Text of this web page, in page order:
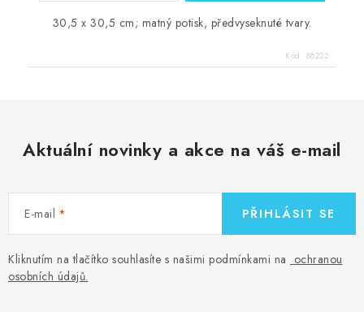
30,5 x 30,5 cm; matný potisk, předvyseknuté tvary.
Kód: 88222
Aktuální novinky a akce na váš e-mail
E-mail
Kliknutím na tlačítko souhlasíte s našimi podmínkami na ochranou
osobních údajů.
PŘIHLÁSIT SE